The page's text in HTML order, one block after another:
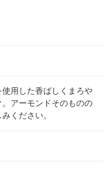
用した香ばしくまろや
アーモンドそのものの
ください。